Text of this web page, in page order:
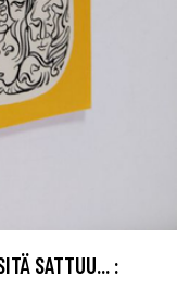
SATTUU... :